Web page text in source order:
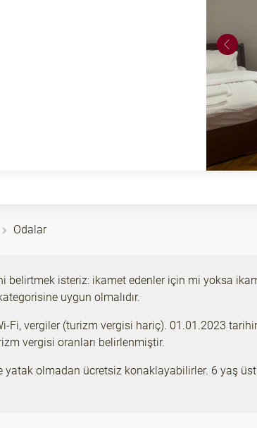
Odalar
isteriz: ikamet edenler için mi yoksa
uygun olmalıdır.
Fi, vergiler (turizm vergisi hariç). 01.01.2023
vergisi oranları belirlenmiştir.
yatak olmadan ücretsiz konaklayabilirler. 6 yaş